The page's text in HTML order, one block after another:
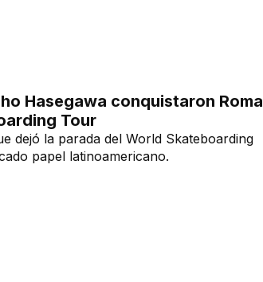
Hasegawa conquistaron Roma
Tour
dejó la parada del World Skateboarding
papel latinoamericano.